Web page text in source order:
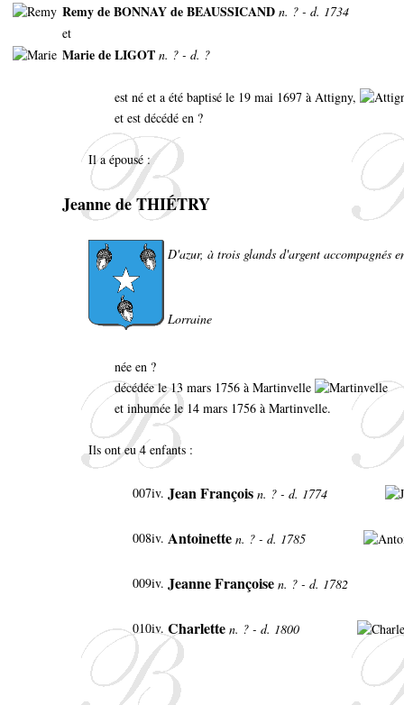
Remy de BONNAY de BEAUSSICAND n. ? - d. 1734
et
Marie de LIGOT n. ? - d. ?
est né et a été baptisé le 19 mai 1697 à Attigny,
et est décédé en ?
Il a épousé :
Jeanne de THIÉTRY
D'azur, à trois glands d'argent accompagnés
Lorraine
née en ?
décédée le 13 mars 1756 à Martinvelle
et inhumée le 14 mars 1756 à Martinvelle.
Ils ont eu 4 enfants :
007iv. Jean François n. ? - d. 1774
008iv. Antoinette n. ? - d. 1785
009iv. Jeanne Françoise n. ? - d. 1782
010iv. Charlette n. ? - d. 1800